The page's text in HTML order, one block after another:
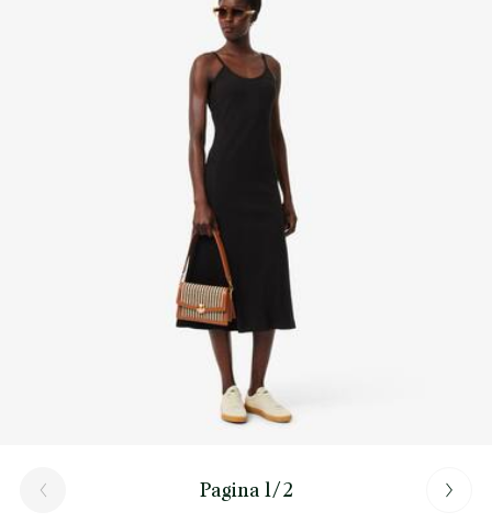
Interno: 1 scomparto piatto, 2 aperture
Interno: 1 scomparto per carte e tessere, 1 tasca con zip
Da portare a spalla o a tracolla
Pagina 1/2